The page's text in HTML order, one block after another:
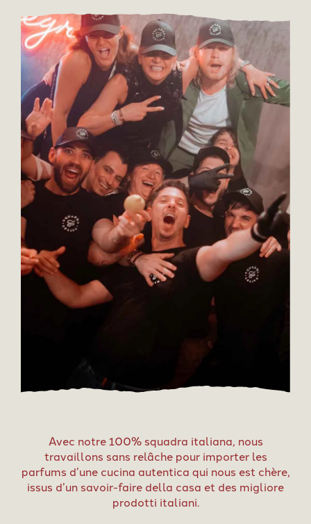
Avec notre 100% squadra italiana, nous
travaillons sans relâche pour importer les
parfums d’une cucina autentica qui nous est chère,
issus d’un savoir-faire della casa et des migliore
prodotti italiani.